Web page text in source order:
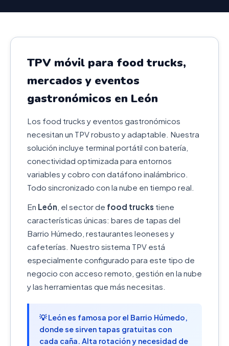
TPV móvil para food trucks,
mercados y eventos
gastronómicos en León
Los food trucks y eventos gastronómicos
necesitan un TPV robusto y adaptable. Nuestra
solución incluye terminal portátil con batería,
conectividad optimizada para entornos
variables y cobro con datáfono inalámbrico.
Todo sincronizado con la nube en tiempo real.
En León , el sector de food trucks tiene
características únicas: bares de tapas del
Barrio Húmedo, restaurantes leoneses y
cafeterías. Nuestro sistema TPV está
especialmente configurado para este tipo de
negocio con acceso remoto, gestión en la nube
y las herramientas que más necesitas.
💡 León es famosa por el Barrio Húmedo,
donde se sirven tapas gratuitas con
cada caña. Alta rotación y necesidad de